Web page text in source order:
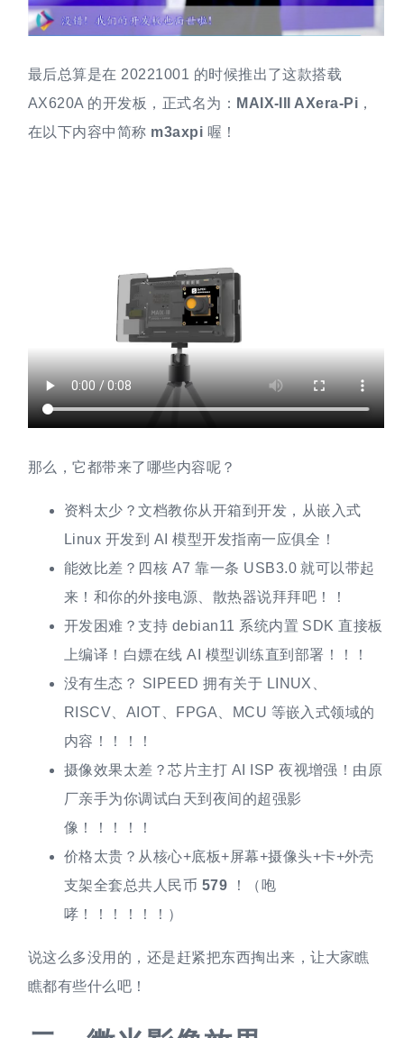
最后总算是在 20221001 的时候推出了这款搭载
AX620A 的开发板，正式名为： MAIX-III AXera-Pi ，
在以下内容中简称 m3axpi 喔！
那么，它都带来了哪些内容呢？
资料太少？文档教你从开箱到开发，从嵌入式
Linux 开发到 AI 模型开发指南一应俱全！
能效比差？四核 A7 靠一条 USB3.0 就可以带起
来！和你的外接电源、散热器说拜拜吧！！
开发困难？支持 debian11 系统内置 SDK 直接板
上编译！白嫖在线 AI 模型训练直到部署！！！
没有生态？ SIPEED 拥有关于 LINUX、
RISCV、AIOT、FPGA、MCU 等嵌入式领域的
内容！！！！
摄像效果太差？芯片主打 AI ISP 夜视增强！由原
厂亲手为你调试白天到夜间的超强影
像！！！！！
价格太贵？从核心+底板+屏幕+摄像头+卡+外壳
支架全套总共人民币 579 ！（咆
哮！！！！！！）
说这么多没用的，还是赶紧把东西掏出来，让大家瞧
瞧都有些什么吧！